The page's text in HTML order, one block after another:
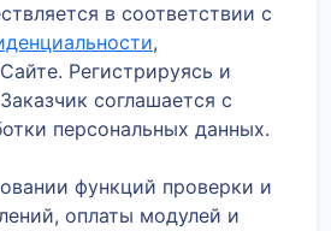
в соответствии с
,
Регистрируясь и
соглашается с
персональных данных.
функций проверки и
оплаты модулей и